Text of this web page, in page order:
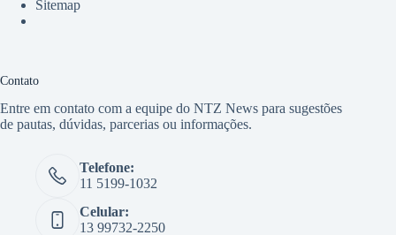
Sitemap
Contato
Entre em contato com a equipe do NTZ News para sugestões
de pautas, dúvidas, parcerias ou informações.
Telefone:
11 5199-1032
Celular:
13 99732-2250